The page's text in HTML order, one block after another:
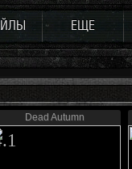
ЕЩЕ
Dead Autumn